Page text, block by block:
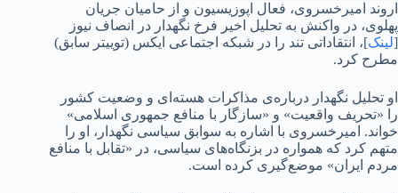
اروند امیرخسروی، فعال اپوزیسیون و از حامیان جریان
پهلوی، در واکنش به تحلیل اخیر فرخ نگهدار در انصاف نیوز
[لینک]، انتقاداتی تند را در شبکه اجتماعی ایکس (توییتر سابق)
مطرح کرد.
او تحلیل نگهدار درباره‌ی مذاکرات هسته‌ای و وضعیت کشور
را «تحریف واقعیت» و «سازگار با منافع جمهوری اسلامی»
خواند. امیرخسروی با اشاره به سوابق سیاسی نگهدار، او را
متهم کرد که همواره در بزنگاه‌های سیاسی، در «تقابل با منافع
مردم ایران» موضع‌گیری کرده است.